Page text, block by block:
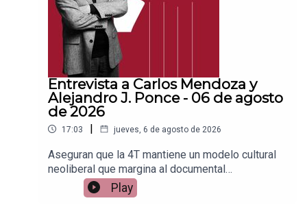
Entrevista a Carlos Mendoza y
Alejandro J. Ponce - 06 de agosto
de 2026
17:03 | jueves, 6 de agosto de 2026
Aseguran que la 4T mantiene un modelo cultural
neoliberal que margina al documental
socialEnlace para apoyar vía
Patreon:https://www.patreon.com/julioastilleroEnl
Play